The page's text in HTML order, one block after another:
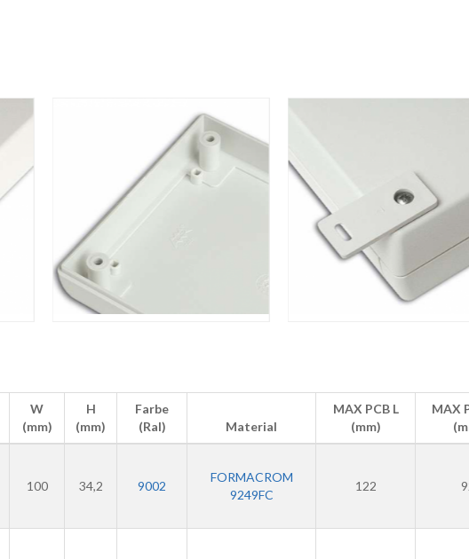
W
(mm)
H
(mm)
Farbe
(Ral)
Material
MAX PCB L
(mm)
MAX
100 34,2 9002
FORMACROM
9249FC
122